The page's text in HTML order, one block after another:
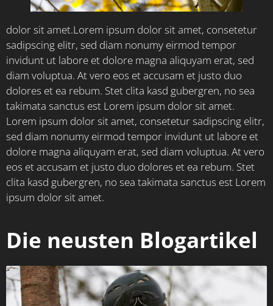
dolor sit amet.Lorem ipsum dolor sit amet, consetetur
sadipscing elitr, sed diam nonumy eirmod tempor
invidunt ut labore et dolore magna aliquyam erat, sed
diam voluptua. At vero eos et accusam et justo duo
dolores et ea rebum. Stet clita kasd gubergren, no sea
takimata sanctus est Lorem ipsum dolor sit amet.
Lorem ipsum dolor sit amet, consetetur sadipscing elitr,
sed diam nonumy eirmod tempor invidunt ut labore et
dolore magna aliquyam erat, sed diam voluptua. At vero
eos et accusam et justo duo dolores et ea rebum. Stet
clita kasd gubergren, no sea takimata sanctus est Lorem
ipsum dolor sit amet.
Die neusten Blogartikel